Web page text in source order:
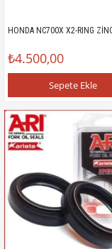
HONDA NC700X X2-RING
₺4.500,00
Sepete Ekle